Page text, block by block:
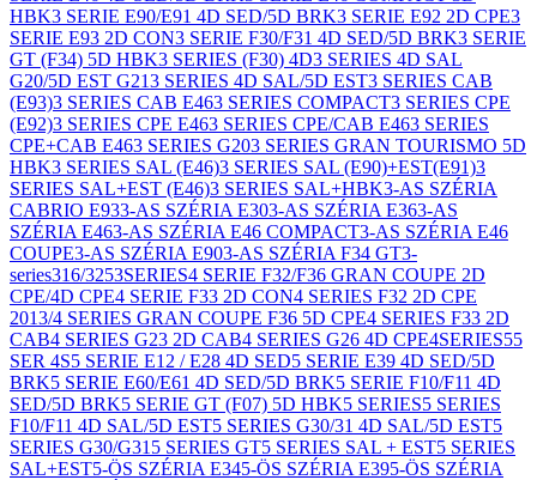
HBK3 SERIE E90/E91 4D SED/5D BRK3 SERIE E92 2D CPE3
SERIE E93 2D CON3 SERIE F30/F31 4D SED/5D BRK3 SERIE
GT (F34) 5D HBK3 SERIES (F30) 4D3 SERIES 4D SAL
G20/5D EST G213 SERIES 4D SAL/5D EST3 SERIES CAB
(E93)3 SERIES CAB E463 SERIES COMPACT3 SERIES CPE
(E92)3 SERIES CPE E463 SERIES CPE/CAB E463 SERIES
CPE+CAB E463 SERIES G203 SERIES GRAN TOURISMO 5D
HBK3 SERIES SAL (E46)3 SERIES SAL (E90)+EST(E91)3
SERIES SAL+EST (E46)3 SERIES SAL+HBK3-AS SZÉRIA
CABRIO E933-AS SZÉRIA E303-AS SZÉRIA E363-AS
SZÉRIA E463-AS SZÉRIA E46 COMPACT3-AS SZÉRIA E46
COUPE3-AS SZÉRIA E903-AS SZÉRIA F34 GT3-
series316/3253SERIES4 SERIE F32/F36 GRAN COUPE 2D
CPE/4D CPE4 SERIE F33 2D CON4 SERIES F32 2D CPE
2013/4 SERIES GRAN COUPE F36 5D CPE4 SERIES F33 2D
CAB4 SERIES G23 2D CAB4 SERIES G26 4D CPE4SERIES55
SER 4S5 SERIE E12 / E28 4D SED5 SERIE E39 4D SED/5D
BRK5 SERIE E60/E61 4D SED/5D BRK5 SERIE F10/F11 4D
SED/5D BRK5 SERIE GT (F07) 5D HBK5 SERIES5 SERIES
F10/F11 4D SAL/5D EST5 SERIES G30/31 4D SAL/5D EST5
SERIES G30/G31 5 SERIES GT5 SERIES SAL + EST5 SERIES
SAL+EST5-ÖS SZÉRIA E345-ÖS SZÉRIA E395-ÖS SZÉRIA